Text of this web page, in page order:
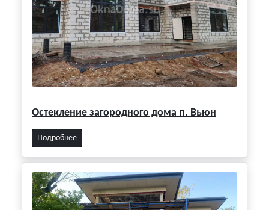
Остекление загородного дома п. Вьюн
Подробнее